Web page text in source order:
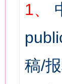
1、
稿/